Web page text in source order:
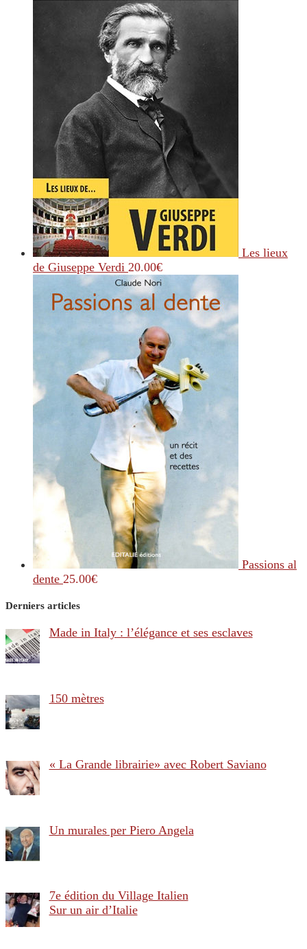
Les lieux
de Giuseppe Verdi 20.00€
Passions al
dente 25.00€
Derniers articles
Made in Italy : l’élégance et ses esclaves
150 mètres
« La Grande librairie» avec Robert Saviano
Un murales per Piero Angela
7e édition du Village Italien
Sur un air d’Italie